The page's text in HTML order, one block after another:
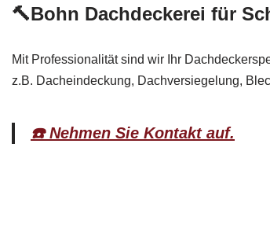
🔨Bohn Dachdeckerei für
Mit Professionalität sind wir Ihr
z.B. Dacheindeckung, Dachversiegelung,
☎️ Nehmen Sie Kontakt auf.